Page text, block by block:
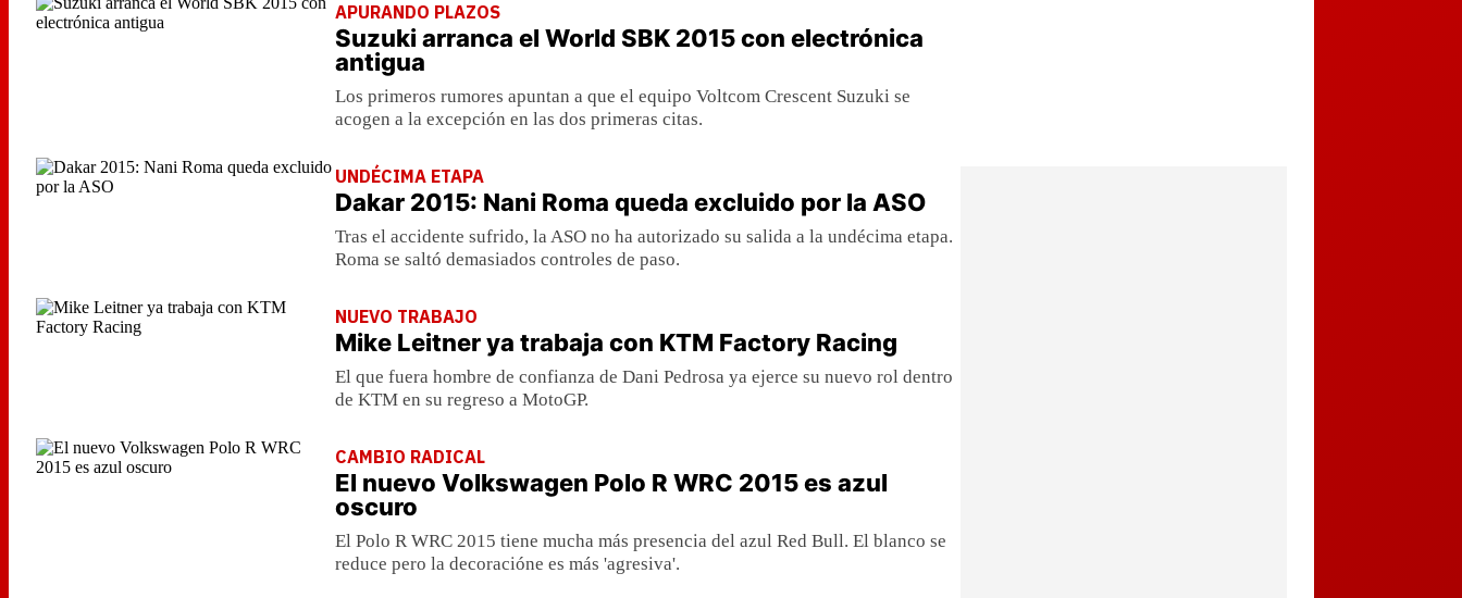
APURANDO PLAZOS
Suzuki arranca el World SBK 2015 con electrónica
antigua
Los primeros rumores apuntan a que el equipo Voltcom Crescent Suzuki se
acogen a la excepción en las dos primeras citas.
UNDÉCIMA ETAPA
Dakar 2015: Nani Roma queda excluido por la ASO
Tras el accidente sufrido, la ASO no ha autorizado su salida a la undécima etapa.
Roma se saltó demasiados controles de paso.
NUEVO TRABAJO
Mike Leitner ya trabaja con KTM Factory Racing
El que fuera hombre de confianza de Dani Pedrosa ya ejerce su nuevo rol dentro
de KTM en su regreso a MotoGP.
CAMBIO RADICAL
El nuevo Volkswagen Polo R WRC 2015 es azul
oscuro
El Polo R WRC 2015 tiene mucha más presencia del azul Red Bull. El blanco se
reduce pero la decoracióne es más 'agresiva'.